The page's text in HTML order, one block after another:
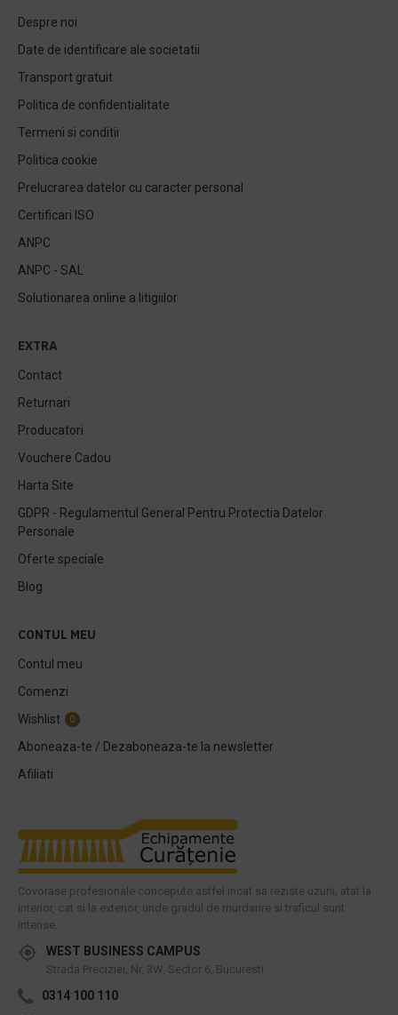
Despre noi
Date de identificare ale societatii
Transport gratuit
Politica de confidentialitate
Termeni si conditii
Politica cookie
Prelucrarea datelor cu caracter personal
Certificari ISO
ANPC
ANPC - SAL
Solutionarea online a litigiilor
EXTRA
Contact
Returnari
Producatori
Vouchere Cadou
Harta Site
GDPR - Regulamentul General Pentru Protectia Datelor
Personale
Oferte speciale
Blog
CONTUL MEU
Contul meu
Comenzi
Wishlist
0
Aboneaza-te / Dezaboneaza-te la newsletter
Afiliati
Covorase profesionale concepute astfel incat sa reziste uzurii, atat la
interior, cat si la exterior, unde gradul de murdarire si traficul sunt
intense.
WEST BUSINESS CAMPUS
Strada Preciziei, Nr, 3W, Sector 6, Bucuresti
0314 100 110